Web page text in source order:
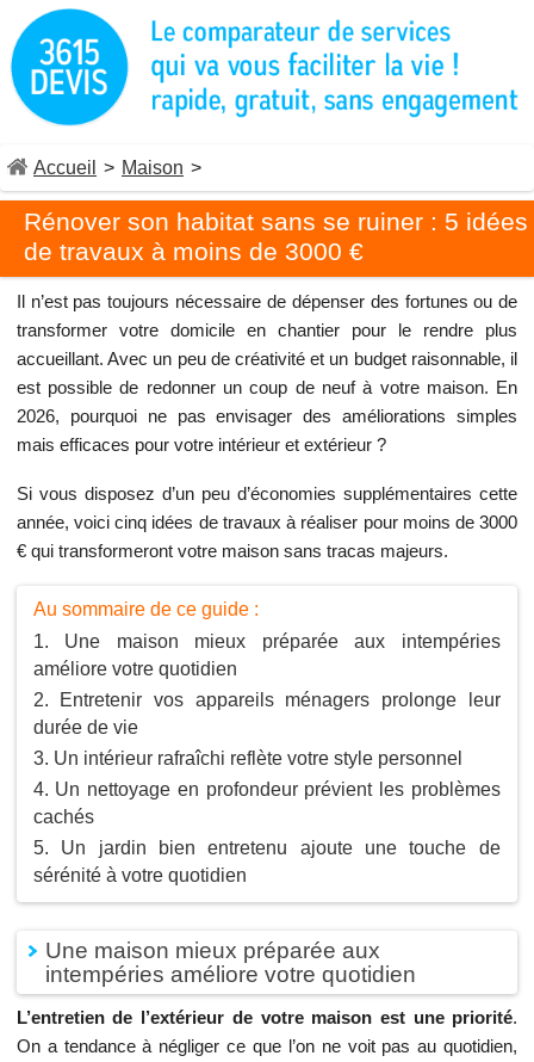
Accueil > Maison >
Rénover son habitat sans se ruiner : 5 idées
de travaux à moins de 3000 €
Il n’est pas toujours nécessaire de dépenser des fortunes ou de
transformer votre domicile en chantier pour le rendre plus
accueillant. Avec un peu de créativité et un budget raisonnable, il
est possible de redonner un coup de neuf à votre maison. En
2026, pourquoi ne pas envisager des améliorations simples
mais efficaces pour votre intérieur et extérieur ?
Si vous disposez d’un peu d’économies supplémentaires cette
année, voici cinq idées de travaux à réaliser pour moins de 3000
€ qui transformeront votre maison sans tracas majeurs.
Au sommaire de ce guide :
Une maison mieux préparée aux intempéries
améliore votre quotidien
Entretenir vos appareils ménagers prolonge leur
durée de vie
Un intérieur rafraîchi reflète votre style personnel
Un nettoyage en profondeur prévient les problèmes
cachés
Un jardin bien entretenu ajoute une touche de
sérénité à votre quotidien
Une maison mieux préparée aux
intempéries améliore votre quotidien
L’entretien de l’extérieur de votre maison est une priorité.
On a tendance à négliger ce que l’on ne voit pas au quotidien,